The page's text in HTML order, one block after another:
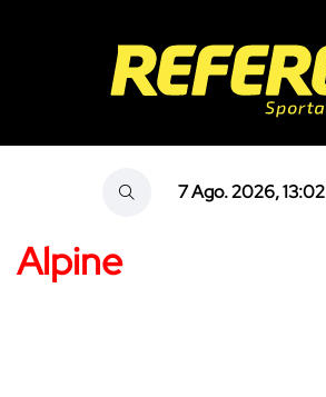
7 Ago. 2026, 13:02
Alpine